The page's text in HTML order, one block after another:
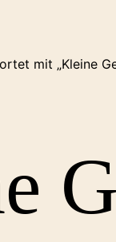
mit „Kleine